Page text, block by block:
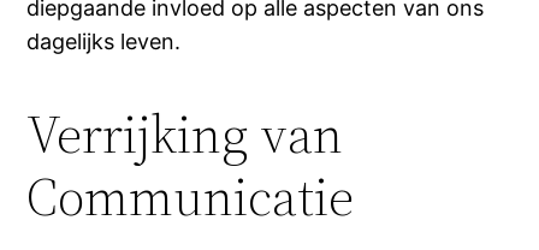
diepgaande invloed op alle aspecten van ons
dagelijks leven.
Verrijking van
Communicatie